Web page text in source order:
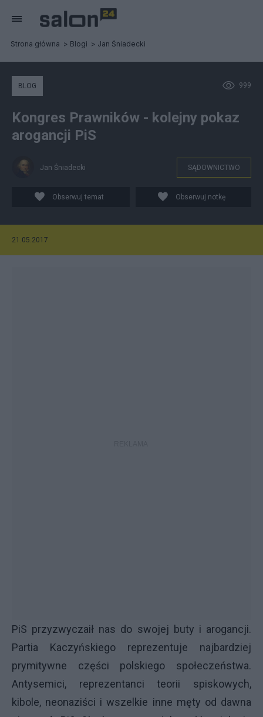
Strona główna Blogi Jan Śniadecki
999
BLOG
Kongres Prawników - kolejny pokaz
arogancji PiS
Jan Śniadecki SĄDOWNICTWO
Obserwuj temat Obserwuj notkę
21.05.2017
PiS przyzwyczaił nas do swojej buty i arogancji.
Partia Kaczyńskiego reprezentuje najbardziej
prymitywne części polskiego społeczeństwa.
Antysemici, reprezentanci teorii spiskowych,
kibole, neonaziści i wszelkie inne męty od dawna